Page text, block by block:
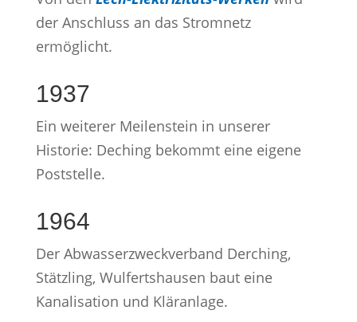
der Anschluss an das Stromnetz
ermöglicht.
1937
Ein weiterer Meilenstein in unserer
Historie: Deching bekommt eine eigene
Poststelle.
1964
Der Abwasserzweckverband Derching,
Stätzling, Wulfertshausen baut eine
Kanalisation und Kläranlage.